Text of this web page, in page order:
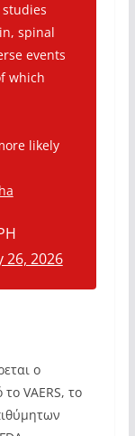
spinal
events
which
likely
26, 2026
ο
VAERS, το